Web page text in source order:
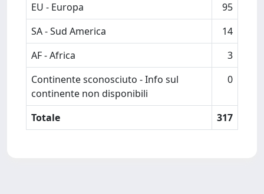
EU - Europa
95
SA - Sud America
14
AF - Africa
3
Continente sconosciuto - Info sul
continente non disponibili
0
Totale 317